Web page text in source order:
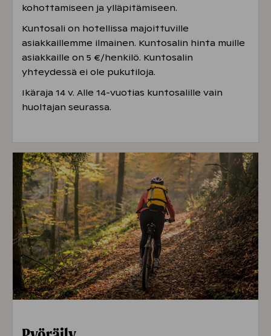
kohottamiseen ja ylläpitämiseen.
Kuntosali on hotellissa majoittuville
asiakkaillemme ilmainen. Kuntosalin hinta muille
asiakkaille on 5 €/henkilö. Kuntosalin
yhteydessä ei ole pukutiloja.
Ikäraja 14 v. Alle 14-vuotias kuntosalille vain
huoltajan seurassa.